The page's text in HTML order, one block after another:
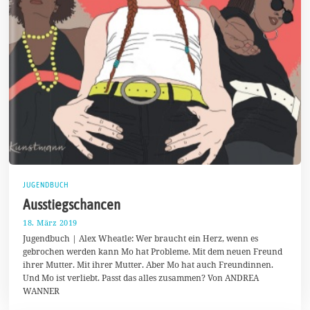
JUGENDBUCH
Ausstiegschancen
18. März 2019
.
M
ä
r
z
Jugendbuch | Alex Wheatle: Wer braucht ein Herz, wenn es
gebrochen werden kann Mo hat Probleme. Mit dem neuen Freund
ihrer Mutter. Mit ihrer Mutter. Aber Mo hat auch Freundinnen.
Und Mo ist verliebt. Passt das alles zusammen? Von ANDREA
WANNER